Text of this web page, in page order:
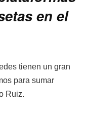
en el
tienen un gran
para sumar
Ruiz.